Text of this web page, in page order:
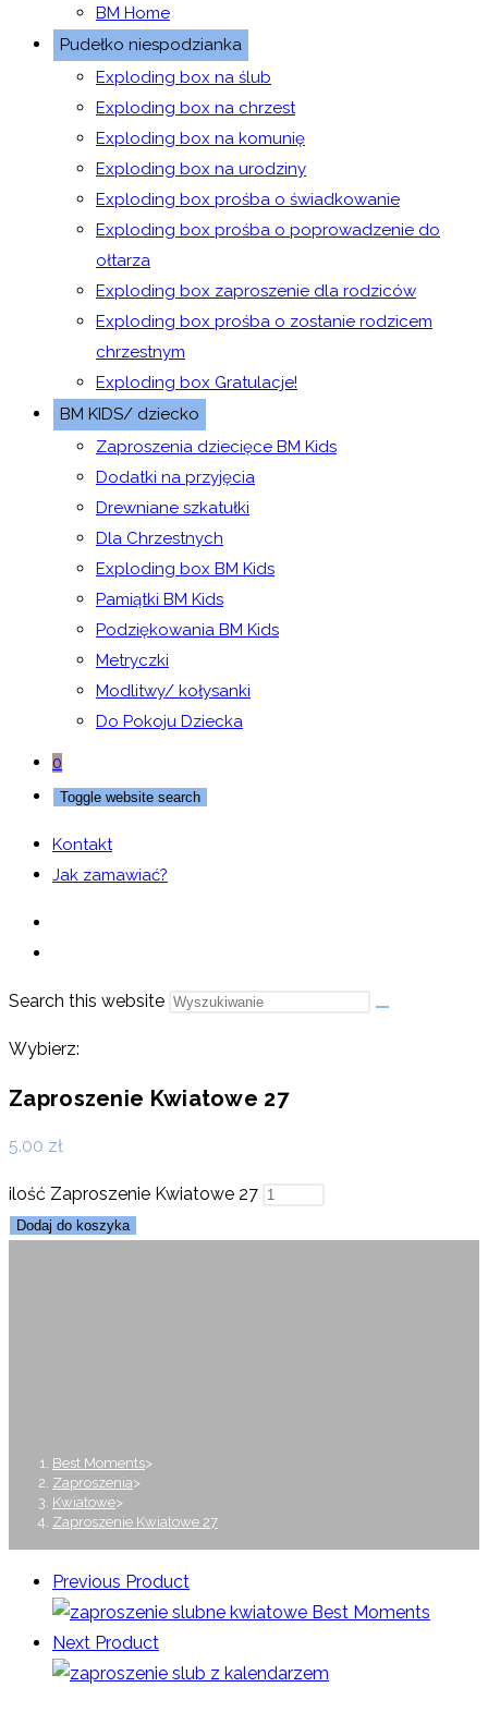
BM Home
Pudełko niespodzianka
Exploding box na ślub
Exploding box na chrzest
Exploding box na komunię
Exploding box na urodziny
Exploding box prośba o świadkowanie
Exploding box prośba o poprowadzenie do
ołtarza
Exploding box zaproszenie dla rodziców
Exploding box prośba o zostanie rodzicem
chrzestnym
Exploding box Gratulacje!
BM KIDS/ dziecko
Zaproszenia dziecięce BM Kids
Dodatki na przyjęcia
Drewniane szkatułki
Dla Chrzestnych
Exploding box BM Kids
Pamiątki BM Kids
Podziękowania BM Kids
Metryczki
Modlitwy/ kołysanki
Do Pokoju Dziecka
0
Toggle website search
Kontakt
Jak zamawiać?
Search this website
Wybierz:
Zaproszenie Kwiatowe 27
5.00 zł
ilość Zaproszenie Kwiatowe 27
Dodaj do koszyka
Best Moments>
Zaproszenia>
Kwiatowe>
Zaproszenie Kwiatowe 27
Previous Product
Next Product